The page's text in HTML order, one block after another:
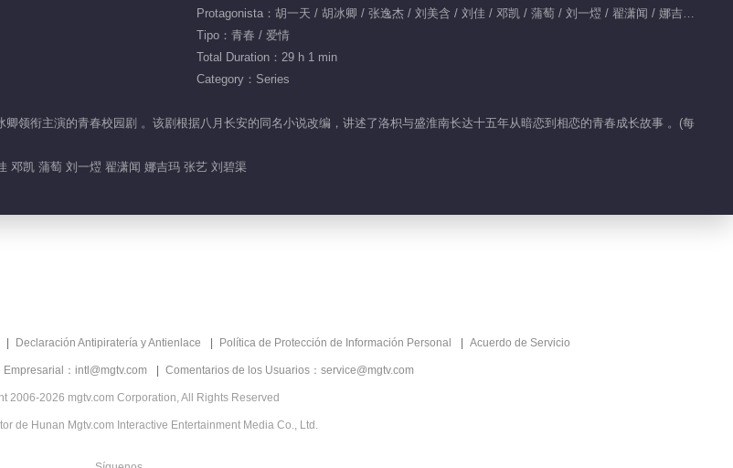
01:18
Protagonista：胡一天 / 胡冰卿 / 张逸杰 / 刘美含 / 刘佳 / 邓凯 / 蒲萄 / 刘一熤 / 翟潇闻 / 娜吉玛 / 张艺 / 刘碧渠
Tipo：青春 / 爱情
Total Duration：29 h 1 min
Category：Series
领衔主演的青春校园剧 。该剧根据八月长安的同名小说改编，讲述了洛枳与盛淮南长达十五年从暗恋到相恋的青春成长故事 。(每
邓凯 蒲萄 刘一熤 翟潇闻 娜吉玛 张艺 刘碧渠
Declaración Antipiratería y Antienlace Política de Protección de Información Personal Acuerdo de Servicio
：intl@mgtv.com Comentarios de los Usuarios：service@mgtv.com
2006-2026 mgtv.com Corporation, All Rights Reserved
de Hunan Mgtv.com Interactive Entertainment Media Co., Ltd.